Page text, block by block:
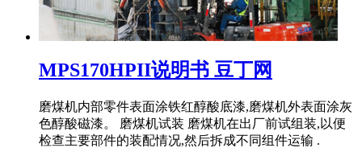
MPS170HPII说明书 豆丁网
磨煤机内部零件表面涂铁红醇酸底漆,磨煤机外表面涂灰
色醇酸磁漆。 磨煤机试装 磨煤机在出厂前试组装,以便
检查主要部件的装配情况,然后拆成不同组件运输 .